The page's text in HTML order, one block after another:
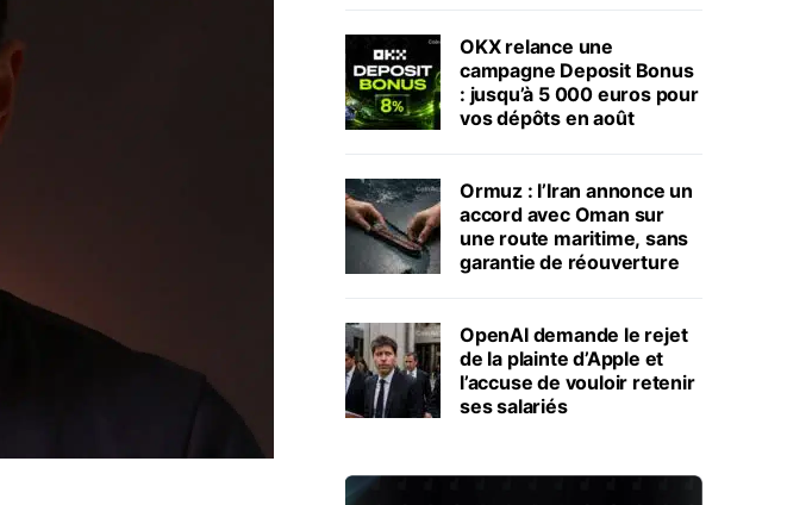
OKX relance une
campagne Deposit Bonus
: jusqu’à 5 000 euros pour
vos dépôts en août
Ormuz : l’Iran annonce un
accord avec Oman sur
une route maritime, sans
garantie de réouverture
OpenAI demande le rejet
de la plainte d’Apple et
l’accuse de vouloir retenir
ses salariés